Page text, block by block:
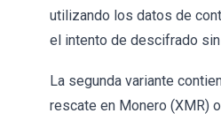
utilizando los datos de
el intento de descifrado
La segunda variante
rescate en Monero (XMR)